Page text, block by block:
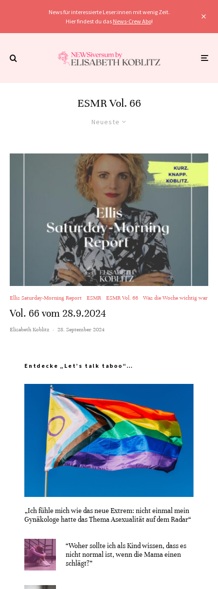
News für interessierte Leser:innen mit wenig Zeit.
Hier findest du das News-Crew Abo!
ESMR Vol. 66
Neueste
Ellis Saturday-Morning Report ESMR ESMR Vol. 66 Was die Woche wichtig war
Vol. 66 vom 28.9.2024
Elisabeth Koblitz · 28. September 2024
Entdecke „Let’s talk taboo“…
„Ich fühle mich wie das neue Extrem: nicht einmal mein
Gynäkologe hatte das Thema Asexualität auf dem Radar“
“Woher sollte ich als Kind wissen, dass es
nicht normal ist, wenn die Mama einen
schlägt?”